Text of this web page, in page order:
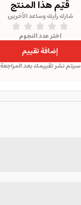
قيّم هذا المنتج
شارك رأيك وساعد الآخرين
اختر عدد النجوم
إضافة تقييم
سيتم نشر تقييمك بعد المراجعة